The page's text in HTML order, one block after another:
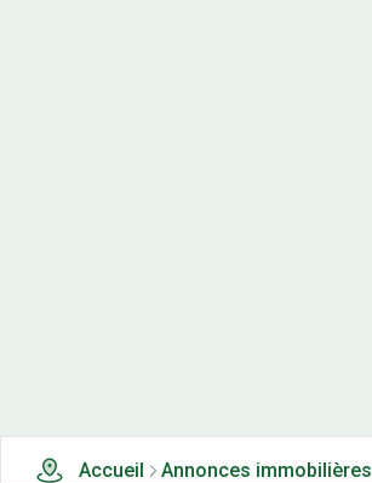
Accueil
Annonces immobilières